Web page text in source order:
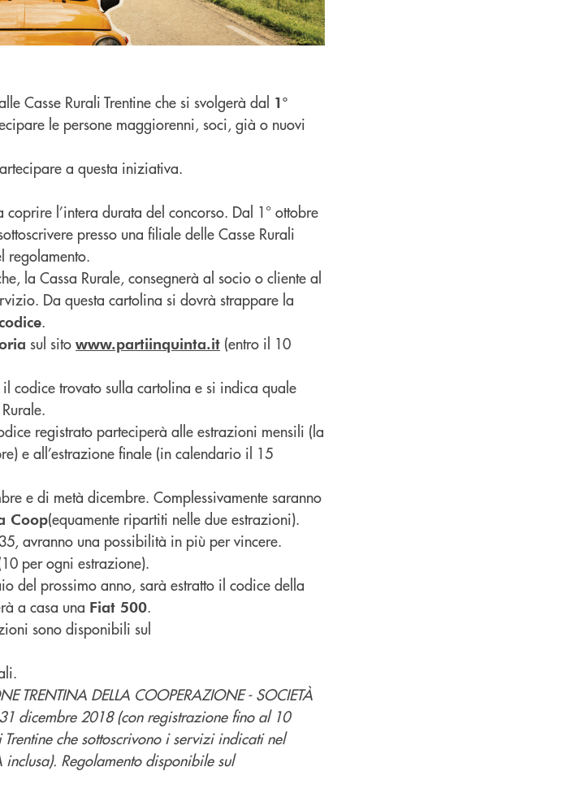
Casse Rurali Trentine che si svolgerà dal 1°
le persone maggiorenni, soci, già o nuovi
a questa iniziativa.
l’intera durata del concorso. Dal 1° ottobre
presso una filiale delle Casse Rurali
regolamento.
la Cassa Rurale, consegnerà al socio o cliente al
Da questa cartolina si dovrà strappare la
.
sul sito www.partiinquinta.it (entro il 10
codice trovato sulla cartolina e si indica quale
registrato parteciperà alle estrazioni mensili (la
e all’estrazione finale (in calendario il 15
e di metà dicembre. Complessivamente saranno
Coop(equamente ripartiti nelle due estrazioni).
avranno una possibilità in più per vincere.
per ogni estrazione).
del prossimo anno, sarà estratto il codice della
a casa una Fiat 500.
sono disponibili sul
TRENTINA DELLA COOPERAZIONE - SOCIETÀ
dicembre 2018 (con registrazione fino al 10
che sottoscrivono i servizi indicati nel
Regolamento disponibile sul